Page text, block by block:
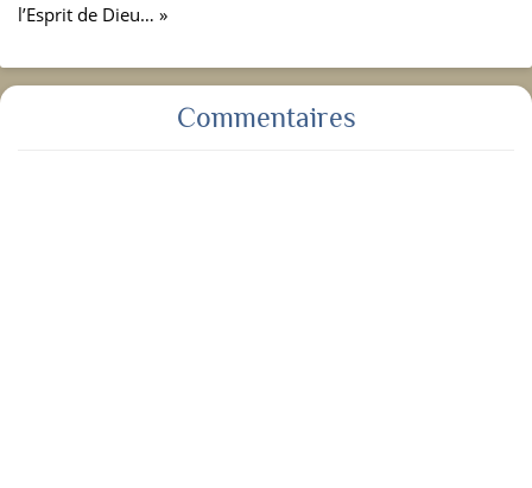
l’Esprit de Dieu… »
Commentaires